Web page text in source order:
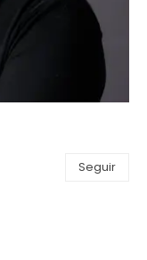
Seguir